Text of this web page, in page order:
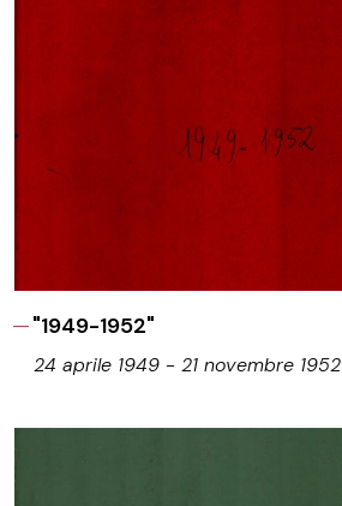
"1949-1952"
24 aprile 1949 - 21 novembre 1952